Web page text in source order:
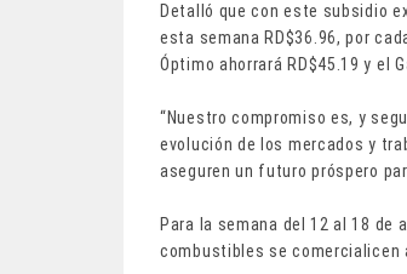
Detalló que con este subsidio
esta semana RD$36.96, por
Óptimo ahorrará RD$45.19 y el
“Nuestro compromiso es, y
evolución de los mercados y
aseguren un futuro próspero
Para la semana del 12 al 18 de
combustibles se comercialicen